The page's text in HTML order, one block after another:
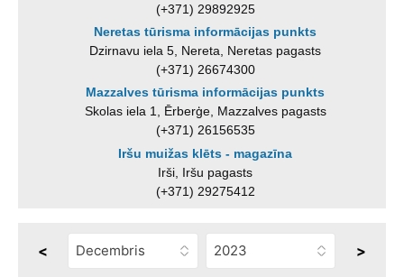
(+371) 29892925
Neretas tūrisma informācijas punkts
Dzirnavu iela 5, Nereta, Neretas pagasts
(+371) 26674300
Mazzalves tūrisma informācijas punkts
Skolas iela 1, Ērberģe, Mazzalves pagasts
(+371) 26156535
Iršu muižas klēts - magazīna
Irši, Iršu pagasts
(+371) 29275412
< >